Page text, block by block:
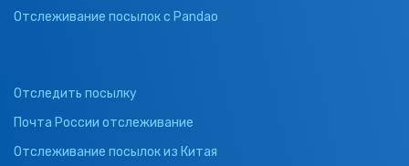
Отслеживание посылок с Pandao
Отследить посылку
Почта России отслеживание
Отслеживание посылок из Китая